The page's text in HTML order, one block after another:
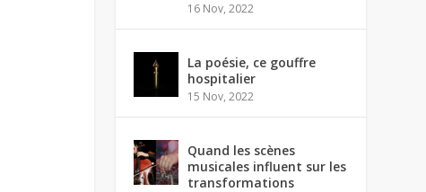
16 Nov, 2022
La poésie, ce gouffre
hospitalier
15 Nov, 2022
Quand les scènes
musicales influent sur les
transformations